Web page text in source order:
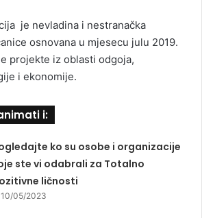
je nevladina i nestranačka
osnovana u mjesecu julu 2019.
projekte iz oblasti odgoja,
i ekonomije.
i:
ko su osobe i organizacije
ste vi odabrali za Totalno
ličnosti
10/05/2023